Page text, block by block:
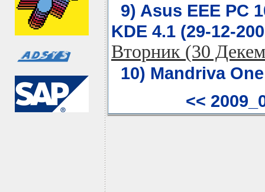
9) Asus EEE PC
KDE 4.1 (29-12-
Вторник (30
10) Mandriva
<<